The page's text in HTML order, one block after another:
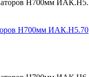
Н700мм ИАК.Н5.70